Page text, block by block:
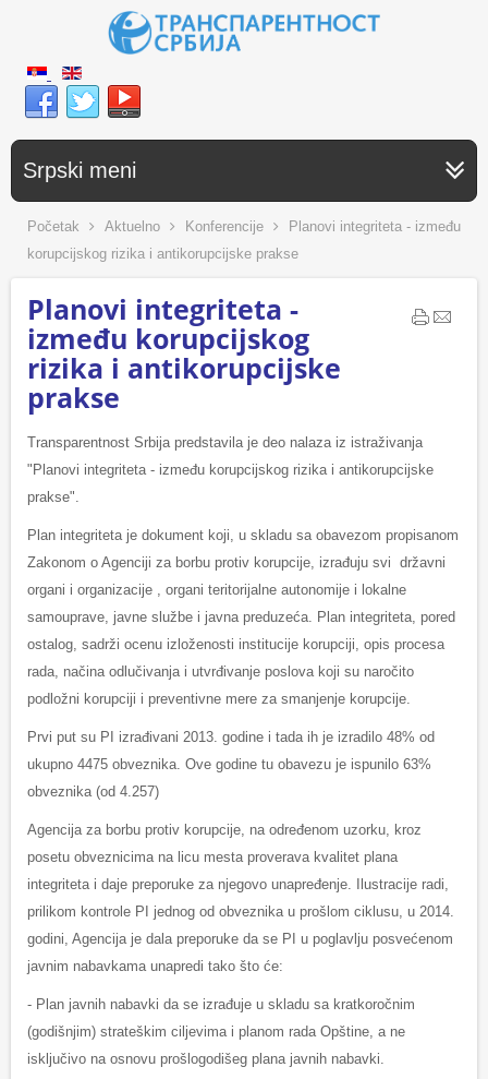
Srpski meni
Početak Aktuelno Konferencije
Planovi integriteta - između
korupcijskog rizika i antikorupcijske prakse
Planovi integriteta -
između korupcijskog
rizika i antikorupcijske
prakse
Transparentnost Srbija predstavila je deo nalaza iz istraživanja
"Planovi integriteta - između korupcijskog rizika i antikorupcijske
prakse".
Plan integriteta je dokument koji, u skladu sa obavezom propisanom
Zakonom o Agenciji za borbu protiv korupcije, izrađuju svi državni
organi i organizacije , organi teritorijalne autonomije i lokalne
samouprave, javne službe i javna preduzeća. Plan integriteta, pored
ostalog, sadrži ocenu izloženosti institucije korupciji, opis procesa
rada, načina odlučivanja i utvrđivanje poslova koji su naročito
podložni korupciji i preventivne mere za smanjenje korupcije.
Prvi put su PI izrađivani 2013. godine i tada ih je izradilo 48% od
ukupno 4475 obveznika. Ove godine tu obavezu je ispunilo 63%
obveznika (od 4.257)
Agencija za borbu protiv korupcije, na određenom uzorku, kroz
posetu obveznicima na licu mesta proverava kvalitet plana
integriteta i daje preporuke za njegovo unapređenje. Ilustracije radi,
prilikom kontrole PI jednog od obveznika u prošlom ciklusu, u 2014.
godini, Agencija je dala preporuke da se PI u poglavlju posvećenom
javnim nabavkama unapredi tako što će:
- Plan javnih nabavki da se izrađuje u skladu sa kratkoročnim
(godišnjim) strateškim ciljevima i planom rada Opštine, a ne
isključivo na osnovu prošlogodišeg plana javnih nabavki.